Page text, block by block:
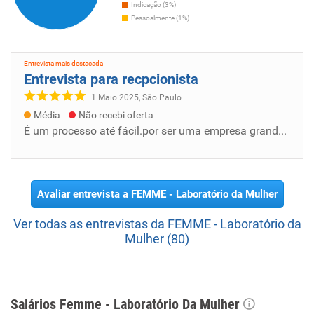
O último sábado foi um marco
primeira vez nos reunimos online
para participar do evento
estratégico “Mensageiros do Amor
por ela”, totalmente focado no
contar com a participação de mais de 1.000 pessoas,
emocionados com esse enVer mais...
profissionais aderiram ao home
office como novo modelo de
Indicação (3%)
Pessoalmente (1%)
Entrevista mais destacada
Entrevista para recpcionista
1 Maio 2025, São Paulo
Média Não recebi oferta
É um processo até fácil.por ser uma empresa grande.e pelo menos o que fiz foi teste e achei fácil e interessante e as questões e mais sobre...
Avaliar entrevista a FEMME - Laboratório da Mulher
Ver todas as entrevistas da FEMME - Laboratório da
Mulher (80)
Salários Femme - Laboratório Da Mulher